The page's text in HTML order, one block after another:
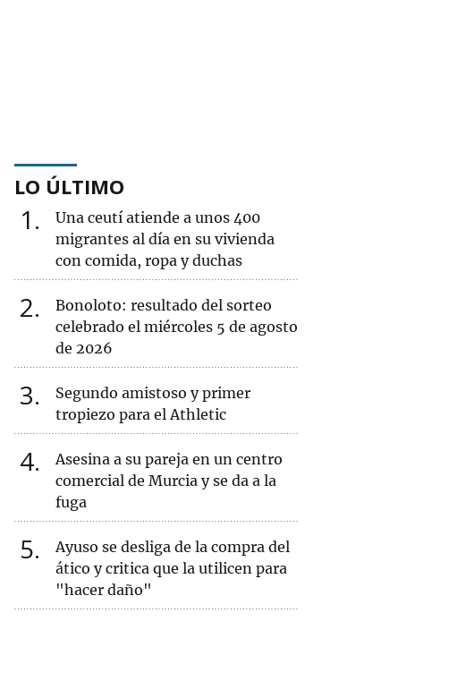
LO ÚLTIMO
1
Una ceutí atiende a unos 400
migrantes al día en su vivienda
con comida, ropa y duchas
2
Bonoloto: resultado del sorteo
celebrado el miércoles 5 de agosto
de 2026
3
Segundo amistoso y primer
tropiezo para el Athletic
4
Asesina a su pareja en un centro
comercial de Murcia y se da a la
fuga
5
Ayuso se desliga de la compra del
ático y critica que la utilicen para
"hacer daño"